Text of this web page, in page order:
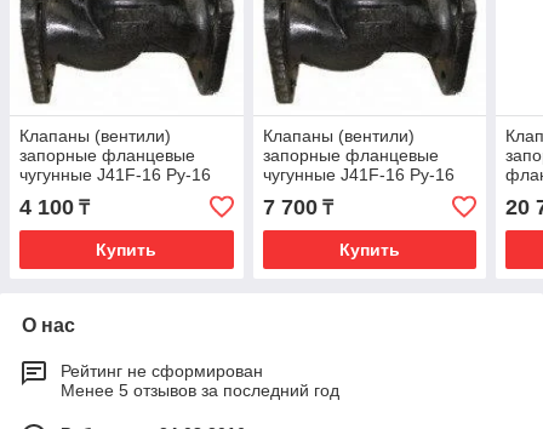
Клапаны (вентили)
запорные фланцевые
чугунные J41F-16 Ру-16
15кч19п ГОСТ России
Ду-32
4 100 ₸
Купить
Клапаны (вентили)
запорные фланцевые
чугунные J41F-16 Ру-16
15кч19п ГОСТ России
Ду-50
7 700₸
Купить
20
О нас
Рейтинг не сформирован
Менее 5 отзывов за последний год